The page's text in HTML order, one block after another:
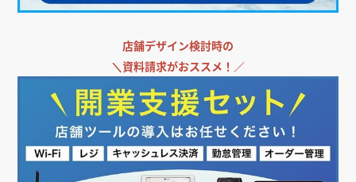
店舗デザイン検討時の
＼資料請求がおススメ！／